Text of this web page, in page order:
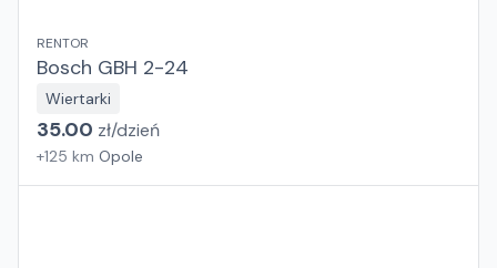
RENTOR
Bosch GBH 2-24
Wiertarki
35.00 zł/dzień
+125 km Opole